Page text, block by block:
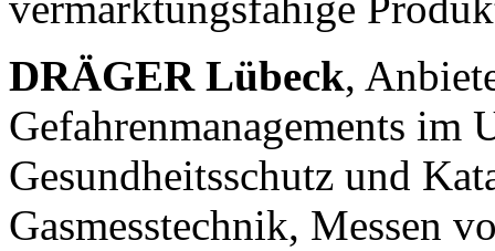
DRÄGER Lübeck,
Gefahrenmanagements im
Gesundheitsschutz und
Gasmesstechnik, Messen